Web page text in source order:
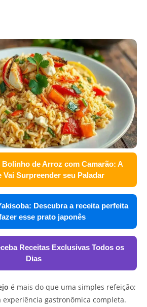
Bolinho de Arroz com Camarão: A
Vai Surpreender seu Paladar
Descubra a receita perfeita
esse prato japonês
Receitas Exclusivas Todos os
Dias
é mais do que uma simples refeição;
gastronômica completa.